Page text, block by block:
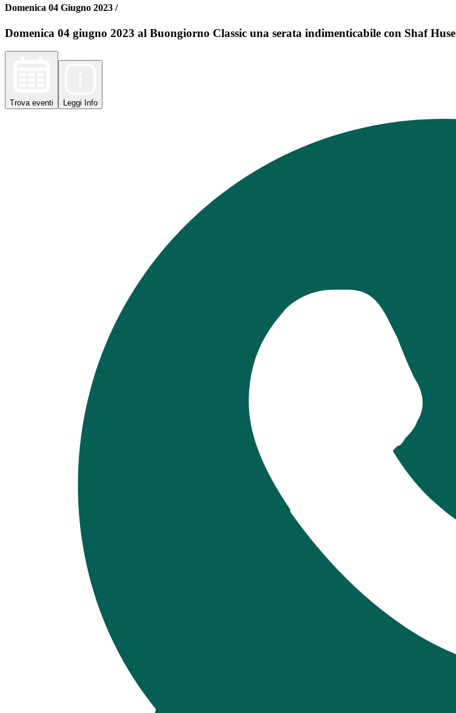
Domenica 04 Giugno 2023 /
Domenica 04 giugno 2023 al Buongiorno Classic una serata indimenticabile con Shaf Huse
Trova eventi Leggi Info